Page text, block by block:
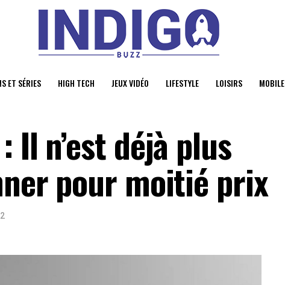
ET SÉRIES HIGH TECH JEUX VIDÉO LIFESTYLE LOISIRS MOBILE
Il n’est déjà plus
pour moitié prix